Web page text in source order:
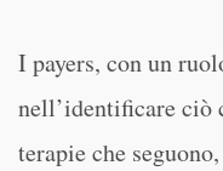
I payers, con un
nell’identificare ciò
terapie che